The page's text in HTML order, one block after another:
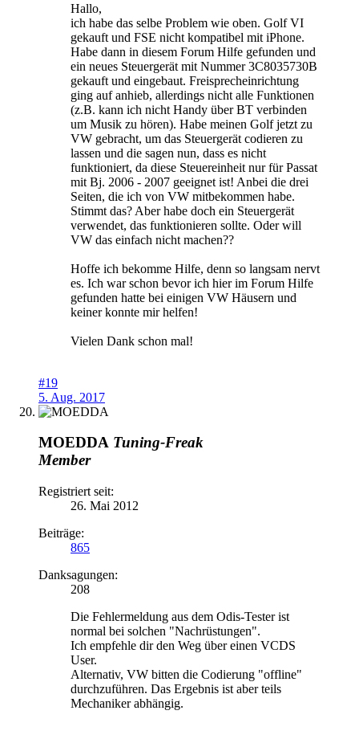
Hallo,
ich habe das selbe Problem wie oben. Golf VI
gekauft und FSE nicht kompatibel mit iPhone.
Habe dann in diesem Forum Hilfe gefunden und
ein neues Steuergerät mit Nummer 3C8035730B
gekauft und eingebaut. Freisprecheinrichtung
ging auf anhieb, allerdings nicht alle Funktionen
(z.B. kann ich nicht Handy über BT verbinden
um Musik zu hören). Habe meinen Golf jetzt zu
VW gebracht, um das Steuergerät codieren zu
lassen und die sagen nun, dass es nicht
funktioniert, da diese Steuereinheit nur für Passat
mit Bj. 2006 - 2007 geeignet ist! Anbei die drei
Seiten, die ich von VW mitbekommen habe.
Stimmt das? Aber habe doch ein Steuergerät
verwendet, das funktionieren sollte. Oder will
VW das einfach nicht machen??
Hoffe ich bekomme Hilfe, denn so langsam nervt
es. Ich war schon bevor ich hier im Forum Hilfe
gefunden hatte bei einigen VW Häusern und
keiner konnte mir helfen!
Vielen Dank schon mal!
#19
5. Aug. 2017
MOEDDA Tuning-Freak
Member
Registriert seit:
26. Mai 2012
Beiträge:
865
Danksagungen:
208
Die Fehlermeldung aus dem Odis-Tester ist
normal bei solchen "Nachrüstungen".
Ich empfehle dir den Weg über einen VCDS
User.
Alternativ, VW bitten die Codierung "offline"
durchzuführen. Das Ergebnis ist aber teils
Mechaniker abhängig.